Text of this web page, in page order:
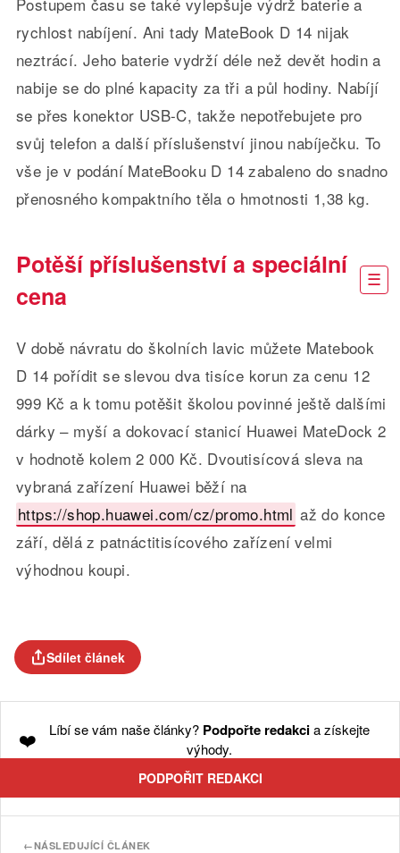
rychlost nabíjení. Ani tady MateBook D 14 nijak
neztrácí. Jeho baterie vydrží déle než devět hodin a
nabije se do plné kapacity za tři a půl hodiny. Nabíjí
se přes konektor USB-C, takže nepotřebujete pro
svůj telefon a další příslušenství jinou nabíječku. To
vše je v podání MateBooku D 14 zabaleno do snadno
přenosného kompaktního těla o hmotnosti 1,38 kg.
Potěší příslušenství a speciální
cena
V době návratu do školních lavic můžete Matebook
D 14 pořídit se slevou dva tisíce korun za cenu 12
999 Kč a k tomu potěšit školou povinné ještě dalšími
dárky – myší a dokovací stanicí Huawei MateDock 2
v hodnotě kolem 2 000 Kč. Dvoutisícová sleva na
vybraná zařízení Huawei běží na
https://shop.huawei.com/cz/promo.html až do konce
září, dělá z patnáctitisícového zařízení velmi
výhodnou koupi.
Sdílet článek
❤️ Líbí se vám naše články? Podpořte redakcia získejte
výhody.
PODPOŘIT REDAKCI
←NÁSLEDUJÍCÍ ČLÁNEK